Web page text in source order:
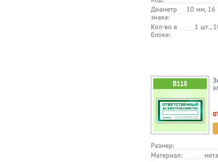
Диаметр
знака:
10 мм,
Кол-во в
блоке:
1 шт.,
Размер:
Материал: